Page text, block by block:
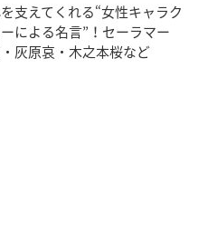
支えてくれる“女性キャラク
による名言”！セーラマー
灰原哀・木之本桜など